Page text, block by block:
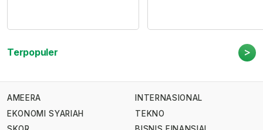
Terpopuler >
AMEERA
EKONOMI SYARIAH
INTERNASIONAL
TEKNO